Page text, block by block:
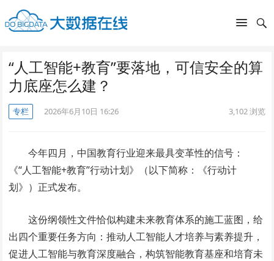
“人工智能+教育”要落地，可信安全的算
力底座怎么建？
专栏 2026年6月10日 16:26 3,102浏览
今年四月，中国教育行业迎来最具变革性的信号：
《“人工智能+教育”行动计划》（以下简称：《行动计
划》）正式发布。
这份纲领性文件恰似构建未来教育体系的施工蓝图，给
出四个重要任务方向：推动人工智能人才培养与素养提升，
促进人工智能与教育深度融合，构筑智能教育基座和培育未